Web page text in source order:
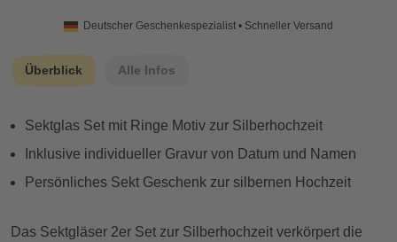
Deutscher Geschenkespezialist • Schneller Versand
Überblick Alle Infos
Sektglas Set mit Ringe Motiv zur Silberhochzeit
Inklusive individueller Gravur von Datum und Namen
Persönliches Sekt Geschenk zur silbernen Hochzeit
Das Sektgläser 2er Set zur Silberhochzeit verkörpert die